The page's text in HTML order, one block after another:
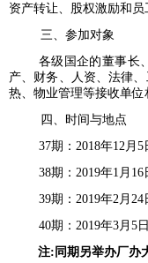
资产转让、股权激励和
三、参加对象
各级国企的董事长
产、财务、人资、法律
热、物业管理等接收单位
四、时间与地点
37期：2018年12月
38期：2019年1月
39期：2019年2月
40期：2019年3月5
注:同期另举办厂办